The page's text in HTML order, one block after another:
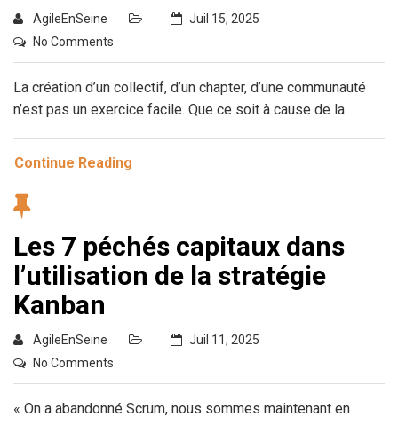
AgileEnSeine
Juil 15, 2025
No Comments
La création d’un collectif, d’un chapter, d’une communauté
n’est pas un exercice facile. Que ce soit à cause de la
Continue Reading
Les 7 péchés capitaux dans
l’utilisation de la stratégie
Kanban
AgileEnSeine
Juil 11, 2025
No Comments
« On a abandonné Scrum, nous sommes maintenant en